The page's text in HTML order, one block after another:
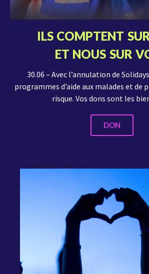
ILS COMPTENT
ET NOUS SUR
30.06 – Avec l’annulation de
programmes d’aide aux malades et de
risque. Vos dons sont les
DON